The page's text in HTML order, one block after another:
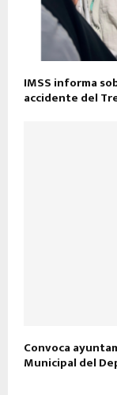
IMSS informa
accidente del
Convoca
Municipal del